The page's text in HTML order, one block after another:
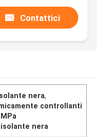
Contattici
nera,
controllanti
nera